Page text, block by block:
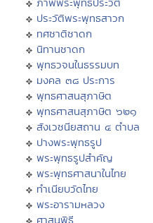
ประวัติพระพุทธสาวก
ทศชาติชาดก
นิทานชาดก
พุทธวจนในธรรมบท
มงคล ๓๘ ประการ
พุทธศาสนสุภาษิต
พุทธศาสนสุภาษิต ๖๒๑
สังเวชนียสถาน ๔ ตำบล
ปางพระพุทธรูป
พระพุทธรูปสำคัญ
พระพุทธศาสนาในไทย
ทำเนียบวัดไทย
พระอารามหลวง
ศาสนพิธี